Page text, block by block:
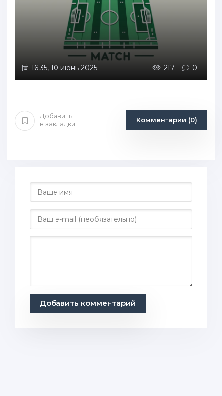
16:35, 10 июнь 2025 217 0
Добавить
в закладки
Комментарии (0)
Добавить комментарий